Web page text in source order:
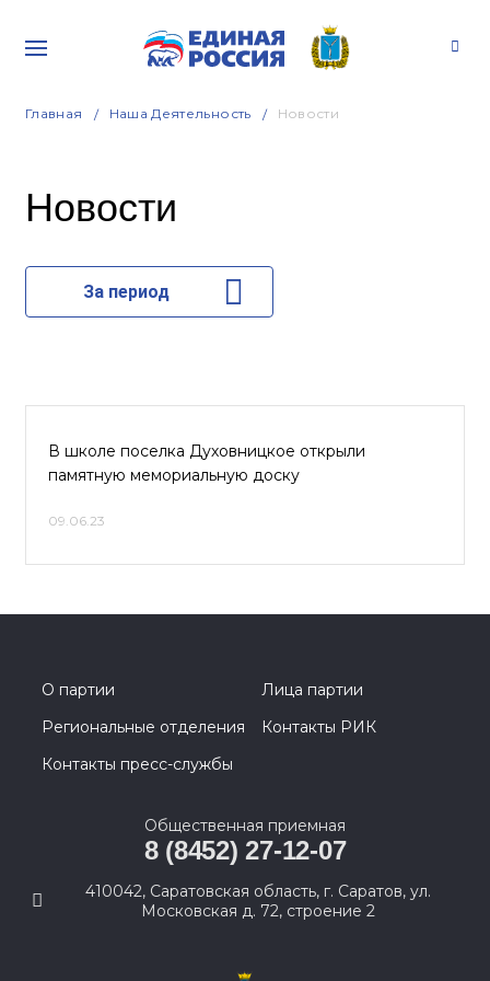
Главная Наша Деятельность Новости
Новости
За период
В школе поселка Духовницкое открыли
памятную мемориальную доску
09.06.23
О партии
Лица партии
Региональные отделения
Контакты РИК
Контакты пресс-службы
Общественная приемная
8 (8452) 27-12-07
410042, Саратовская область, г. Саратов, ул.
Московская д. 72, строение 2